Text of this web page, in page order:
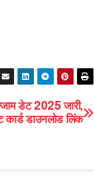
डेट 2025 जारी,
कार्ड डाउनलोड लिंक